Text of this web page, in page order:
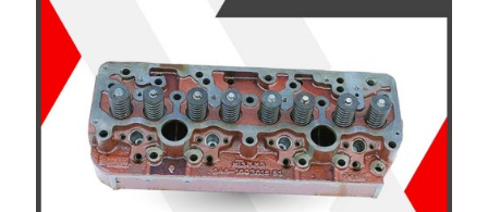
Обов’язкові поля позначені*
Ваша оцінка
1 з 5
зірок
2 з 5
зірок
3 з 5
зірок
4 з 5
зірок
5 з 5
зірок